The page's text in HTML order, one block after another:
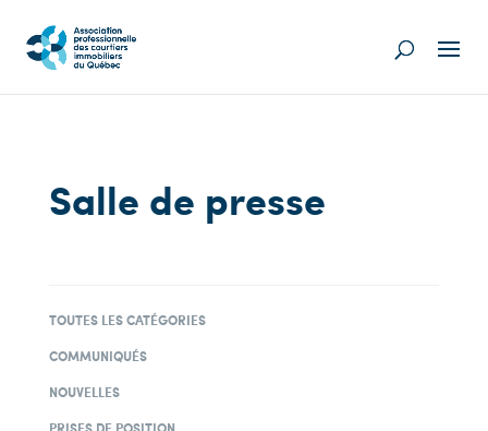
Salle de presse
TOUTES LES CATÉGORIES
COMMUNIQUÉS
NOUVELLES